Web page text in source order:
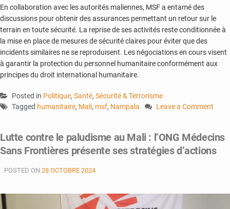
En collaboration avec les autorités maliennes, MSF a entamé des
discussions pour obtenir des assurances permettant un retour sur le
terrain en toute sécurité. La reprise de ses activités reste conditionnée à
la mise en place de mesures de sécurité claires pour éviter que des
incidents similaires ne se reproduisent. Les négociations en cours visent
à garantir la protection du personnel humanitaire conformément aux
principes du droit international humanitaire.
Posted in Politique, Santé, Sécurité & Terrorisme
Tagged humanitaire, Mali, msf, Nampala
Leave a Comment
à
l’insécurité
suspend
Lutte contre le paludisme au Mali : l’ONG Médecins
Sans Frontières présente ses stratégies d’actions
POSTED ON 28 OCTOBRE 2024